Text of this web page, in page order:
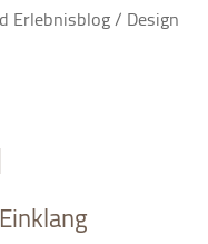
Erlebnisblog/ Design